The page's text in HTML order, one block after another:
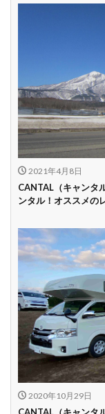
駅配車あり
配車サービスあり
ビジネス利用
貸し出しオプショ
ン充実
試乗プラン有り
学割
2021年4月8日
CANTAL（キャンタ
ンタル！オススメの
2020年10月29日
CANTAL（キャンタ